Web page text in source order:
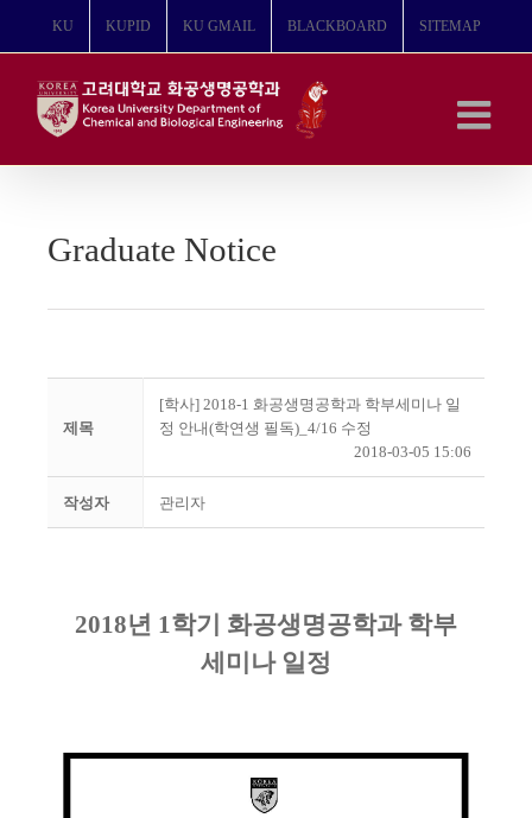
뛰
KU KUPID KU GMAIL BLACKBOARD SITEMAP
Graduate Notice
제목
[학사] 2018-1 화공생명공학과 학부세미나 일
정 안내(학연생 필독)_4/16 수정
2018-03-05 15:06
작성자 관리자
2018년 1학기 화공생명공학과 학부
세미나 일정